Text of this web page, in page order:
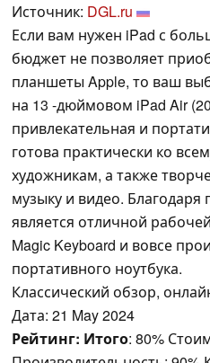
Источник: DGL.ru
Если вам нужен iPad с
бюджет не позволяет
планшеты Apple, то ваш
на 13 -дюймовом iPad Air
привлекательная и
готова практически ко
художникам, а также
музыку и видео. Благодаря
является отличной
Magic Keyboard и вовсе
портативного ноутбука.
Классический обзор,
Дата: 21 May 2024
Рейтинг: Итого: 80%